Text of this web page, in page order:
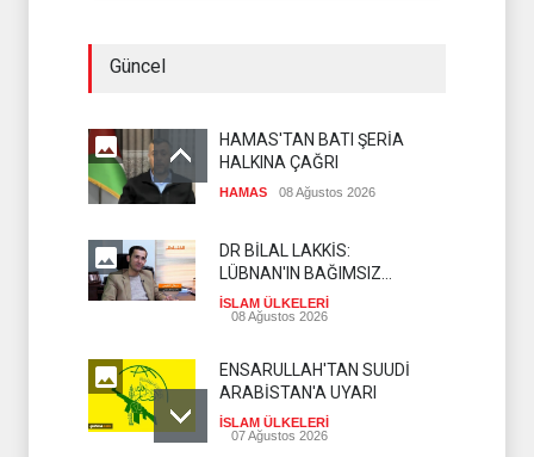
Güncel
HAMAS'TAN BATI ŞERİA
HALKINA ÇAĞRI
HAMAS 08 Ağustos 2026
DR BİLAL LAKKİS:
LÜBNAN'IN BAĞIMSIZ
OLMASI İSTENMİYOR
İSLAM ÜLKELERİ
08 Ağustos 2026
ENSARULLAH'TAN SUUDİ
ARABİSTAN'A UYARI
İSLAM ÜLKELERİ
07 Ağustos 2026